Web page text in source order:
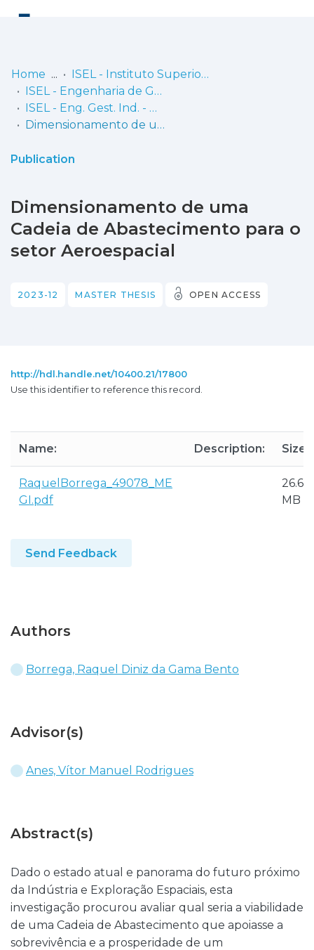
Communities
& Collections
Statistics
Home
ISEL - Instituto Superior de Engenharia de Lisboa
ISEL - Engenharia de Gestão Industrial
ISEL - Eng. Gest. Ind. - Dissertações de Mestrado
Dimensionamento de uma Cadeia de Abastecimento para o setor Aeroespacial
Publication
Dimensionamento de uma
Cadeia de Abastecimento para o
setor Aeroespacial
2023-12 MASTER THESIS OPEN ACCESS
http://hdl.handle.net/10400.21/17800
Use this identifier to reference this record.
Name: Description: Size:
RaquelBorrega_49078_ME
GI.pdf
26.67
MB
Send Feedback
Authors
Borrega, Raquel Diniz da Gama Bento
Advisor(s)
Anes, Vítor Manuel Rodrigues
Abstract(s)
Dado o estado atual e panorama do futuro próximo
da Indústria e Exploração Espaciais, esta
investigação procurou avaliar qual seria a viabilidade
de uma Cadeia de Abastecimento que apoiasse a
sobrevivência e a prosperidade de um